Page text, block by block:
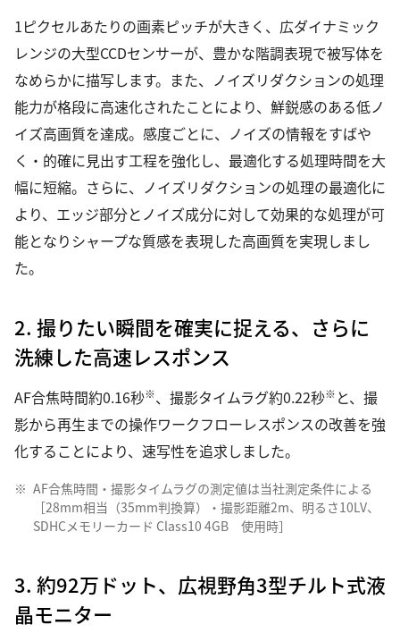
1ピクセルあたりの画素ピッチが大きく、広ダイナミック
レンジの大型CCDセンサーが、豊かな階調表現で被写体を
なめらかに描写します。また、ノイズリダクションの処理
能力が格段に高速化されたことにより、鮮鋭感のある低ノ
イズ高画質を達成。感度ごとに、ノイズの情報をすばや
く・的確に見出す工程を強化し、最適化する処理時間を大
幅に短縮。さらに、ノイズリダクションの処理の最適化に
より、エッジ部分とノイズ成分に対して効果的な処理が可
能となりシャープな質感を表現した高画質を実現しまし
た。
2. 撮りたい瞬間を確実に捉える、さらに
洗練した高速レスポンス
AF合焦時間約0.16秒※、撮影タイムラグ約0.22秒※ と、撮
影から再生までの操作ワークフローレスポンスの改善を強
化することにより、速写性を追求しました。
※ AF合焦時間・撮影タイムラグの測定値は当社測定条件による
［28mm相当（35mm判換算）・撮影距離2m、明るさ10LV、
SDHCメモリーカード Class10 4GB 使用時］
3. 約92万ドット、広視野角3型チルト式液
晶モニター